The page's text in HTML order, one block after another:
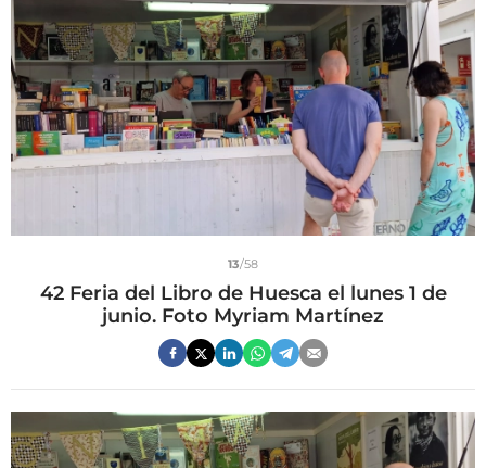
13/58
42 Feria del Libro de Huesca el lunes 1 de
junio. Foto Myriam Martínez